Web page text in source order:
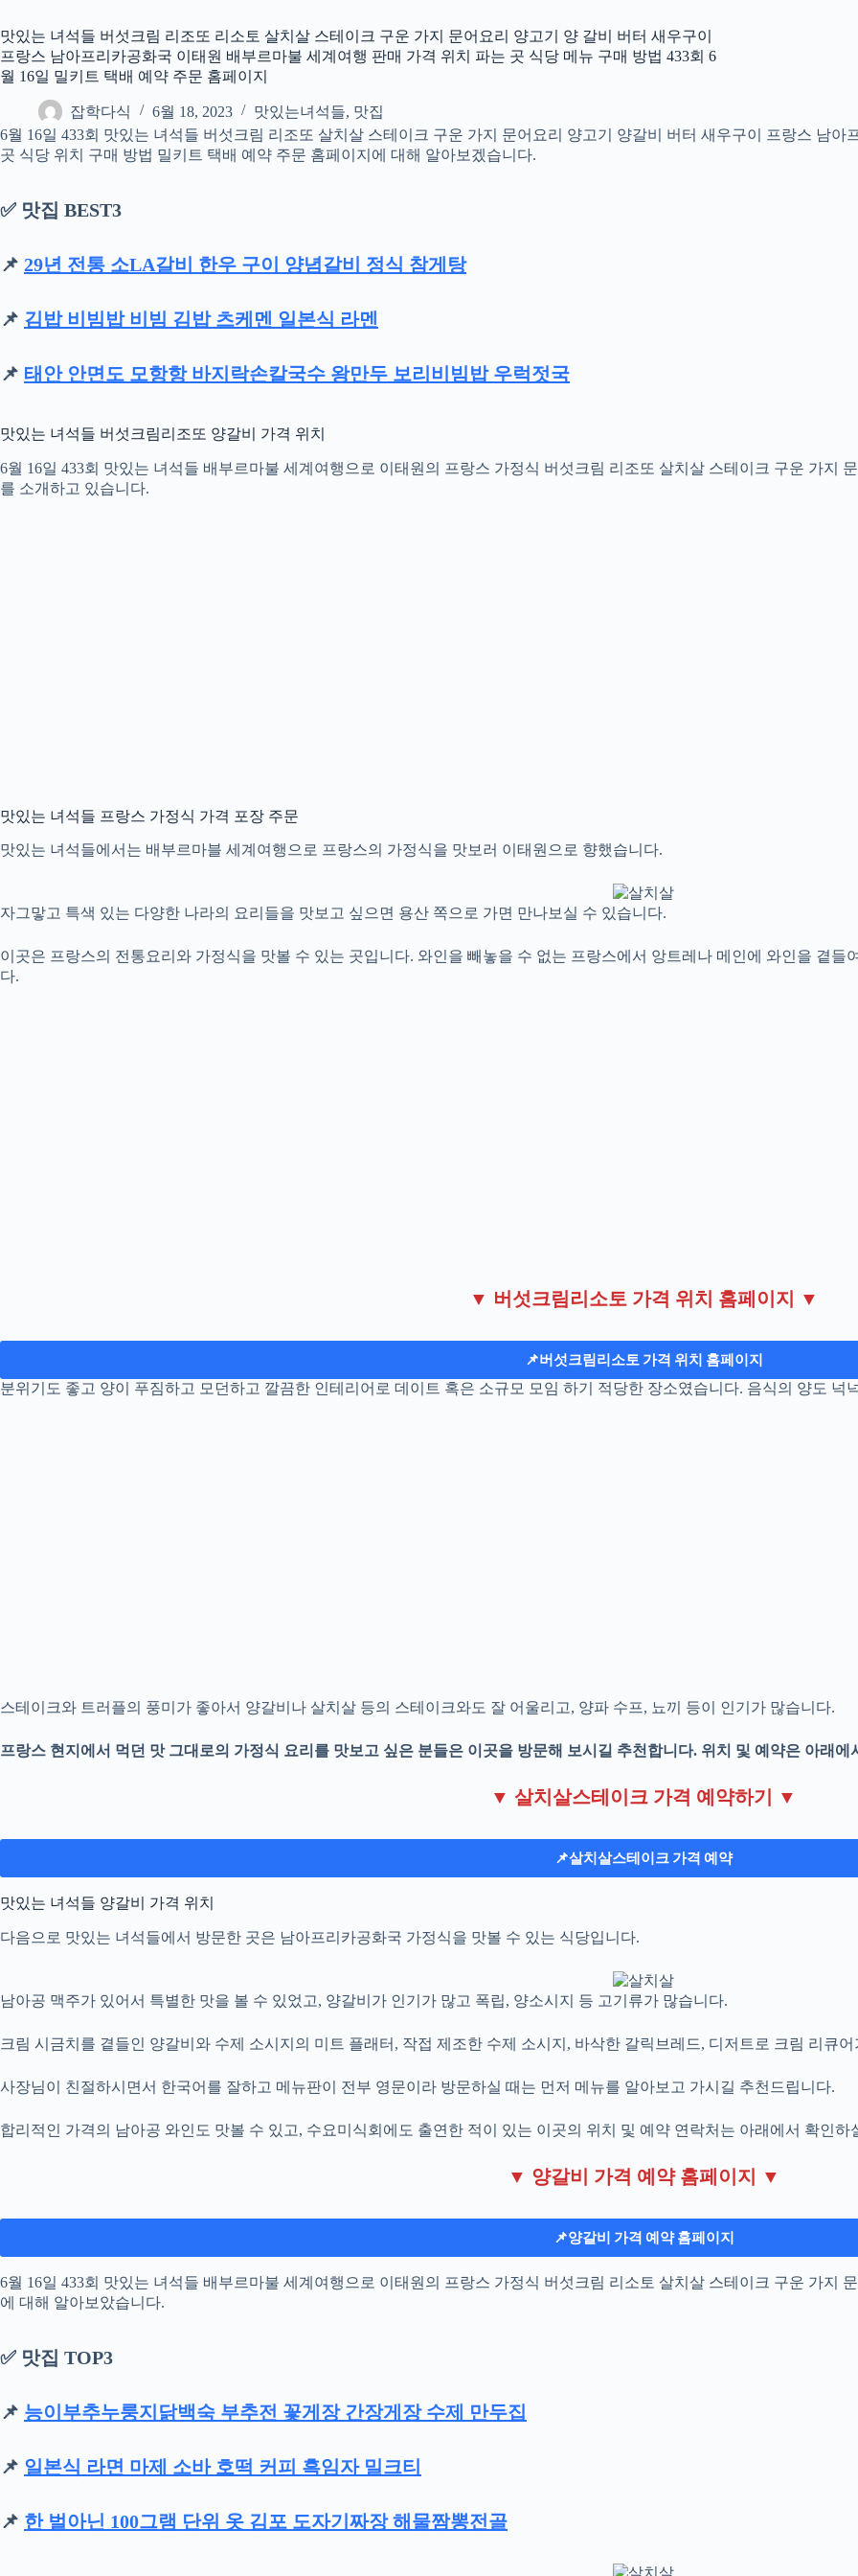
맛있는 녀석들 버섯크림 리조또 리소토 살치살 스테이크 구운 가지 문어요리 양고기 양 갈비 버터 새우구이
프랑스 남아프리카공화국 이태원 배부르마불 세계여행 판매 가격 위치 파는 곳 식당 메뉴 구매 방법 433회 6
월 16일 밀키트 택배 예약 주문 홈페이지
잡학다식 6월 18, 2023 맛있는녀석들, 맛집
6월 16일 433회 맛있는 녀석들 버섯크림 리조또 살치살 스테이크 구운 가지 문어요리 양고기 양갈비 버터 새우구이 프랑스 남
곳 식당 위치 구매 방법 밀키트 택배 예약 주문 홈페이지에 대해 알아보겠습니다.
✅ 맛집 BEST3
📌 29년 전통 소LA갈비 한우 구이 양념갈비 정식 참게탕
📌 김밥 비빔밥 비빔 김밥 츠케멘 일본식 라멘
📌 태안 안면도 모항항 바지락손칼국수 왕만두 보리비빔밥 우럭젓국
맛있는 녀석들 버섯크림리조또 양갈비 가격 위치
6월 16일 433회 맛있는 녀석들 배부르마불 세계여행으로 이태원의 프랑스 가정식 버섯크림 리조또 살치살 스테이크 구운 가지
를 소개하고 있습니다.
맛있는 녀석들 프랑스 가정식 가격 포장 주문
맛있는 녀석들에서는 배부르마블 세계여행으로 프랑스의 가정식을 맛보러 이태원으로 향했습니다.
자그맣고 특색 있는 다양한 나라의 요리들을 맛보고 싶으면 용산 쪽으로 가면 만나보실 수 있습니다.
이곳은 프랑스의 전통요리와 가정식을 맛볼 수 있는 곳입니다. 와인을 빼놓을 수 없는 프랑스에서 앙트레나 메인에 와인을 곁들
다.
▼ 버섯크림리소토 가격 위치 홈페이지 ▼
📌버섯크림리소토 가격 위치 홈페이지
분위기도 좋고 양이 푸짐하고 모던하고 깔끔한 인테리어로 데이트 혹은 소규모 모임 하기 적당한 장소였습니다. 음식의 양도 넉
스테이크와 트러플의 풍미가 좋아서 양갈비나 살치살 등의 스테이크와도 잘 어울리고, 양파 수프, 뇨끼 등이 인기가 많습니다.
프랑스 현지에서 먹던 맛 그대로의 가정식 요리를 맛보고 싶은 분들은 이곳을 방문해 보시길 추천합니다. 위치 및 예약은 아래에
▼ 살치살스테이크 가격 예약하기 ▼
📌살치살스테이크 가격 예약
맛있는 녀석들 양갈비 가격 위치
다음으로 맛있는 녀석들에서 방문한 곳은 남아프리카공화국 가정식을 맛볼 수 있는 식당입니다.
남아공 맥주가 있어서 특별한 맛을 볼 수 있었고, 양갈비가 인기가 많고 폭립, 양소시지 등 고기류가 많습니다.
크림 시금치를 곁들인 양갈비와 수제 소시지의 미트 플래터, 작접 제조한 수제 소시지, 바삭한 갈릭브레드, 디저트로 크림 리큐
사장님이 친절하시면서 한국어를 잘하고 메뉴판이 전부 영문이라 방문하실 때는 먼저 메뉴를 알아보고 가시길 추천드립니다.
합리적인 가격의 남아공 와인도 맛볼 수 있고, 수요미식회에도 출연한 적이 있는 이곳의 위치 및 예약 연락처는 아래에서 확인하
▼ 양갈비 가격 예약 홈페이지 ▼
📌양갈비 가격 예약 홈페이지
6월 16일 433회 맛있는 녀석들 배부르마불 세계여행으로 이태원의 프랑스 가정식 버섯크림 리소토 살치살 스테이크 구운 가지
에 대해 알아보았습니다.
✅ 맛집 TOP3
📌 능이부추누룽지닭백숙 부추전 꽃게장 간장게장 수제 만두집
📌 일본식 라면 마제 소바 호떡 커피 흑임자 밀크티
📌 한 벌아닌 100그램 단위 옷 김포 도자기짜장 해물짬뽕전골